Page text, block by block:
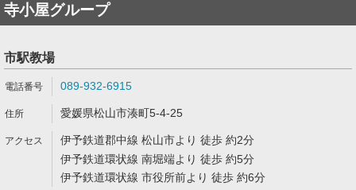
寺小屋グループ
市駅教場
089-932-6915
愛媛県松山市湊町5-4-25
伊予鉄道郡中線 松山市より 徒歩 約2分
伊予鉄道環状線 南堀端より 徒歩 約5分
伊予鉄道環状線 市役所前より 徒歩 約6分